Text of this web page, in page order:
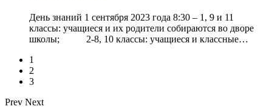
День знаний 1 сентября 2023 года 8:30 – 1, 9 и 11
классы: учащиеся и их родители собираются во дворе
школы; 2-8, 10 классы: учащиеся и классные…
1
2
3
Prev Next